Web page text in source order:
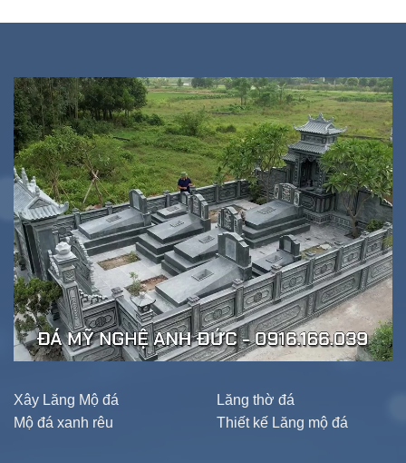
Xây Lăng Mộ đá
Mộ đá xanh rêu
Lăng thờ đá
Thiết kế Lăng mộ đá